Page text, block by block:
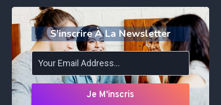
S'inscrire À La Newsletter
Je M'inscris